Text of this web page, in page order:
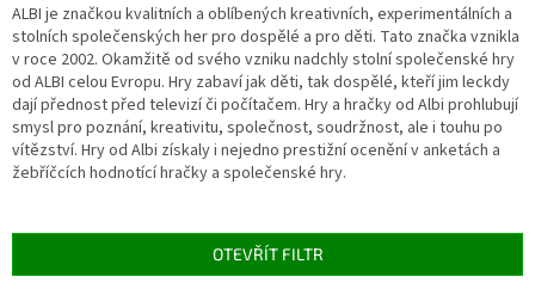
ALBI je značkou kvalitních a oblíbených kreativních, experimentálních a
stolních společenských her pro dospělé a pro děti. Tato značka vznikla
v roce 2002. Okamžitě od svého vzniku nadchly stolní společenské hry
od ALBI celou Evropu. Hry zabaví jak děti, tak dospělé, kteří jim leckdy
dají přednost před televizí či počítačem. Hry a hračky od Albi prohlubují
smysl pro poznání, kreativitu, společnost, soudržnost, ale i touhu po
vítězství. Hry od Albi získaly i nejedno prestižní ocenění v anketách a
žebříčcích hodnotící hračky a společenské hry.
OTEVŘÍT FILTR